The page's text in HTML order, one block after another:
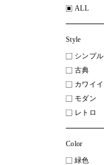
ALL
Style
シンプル
古典
カワイイ
モダン
レトロ
Color
緑色